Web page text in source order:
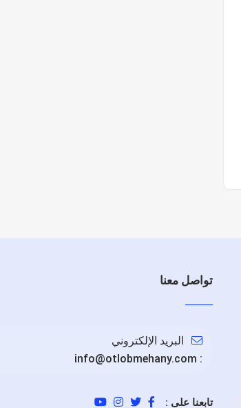
تواصل معنا
البريد الإلكتروني
:
info@otlobmehany.com
تابعنا على :